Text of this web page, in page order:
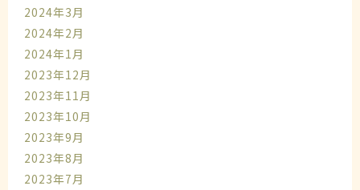
2024年3月
2024年2月
2024年1月
2023年12月
2023年11月
2023年10月
2023年9月
2023年8月
2023年7月